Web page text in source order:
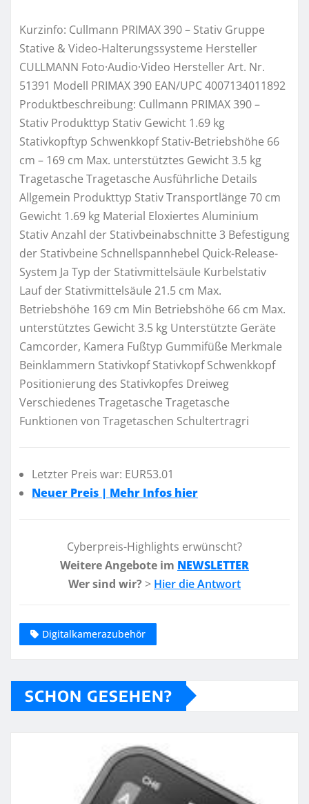
Kurzinfo: Cullmann PRIMAX 390 – Stativ Gruppe
Stative & Video-Halterungssysteme Hersteller
CULLMANN Foto·Audio·Video Hersteller Art. Nr.
51391 Modell PRIMAX 390 EAN/UPC 4007134011892
Produktbeschreibung: Cullmann PRIMAX 390 –
Stativ Produkttyp Stativ Gewicht 1.69 kg
Stativkopftyp Schwenkkopf Stativ-Betriebshöhe 66
cm – 169 cm Max. unterstütztes Gewicht 3.5 kg
Tragetasche Tragetasche Ausführliche Details
Allgemein Produkttyp Stativ Transportlänge 70 cm
Gewicht 1.69 kg Material Eloxiertes Aluminium
Stativ Anzahl der Stativbeinabschnitte 3 Befestigung
der Stativbeine Schnellspannhebel Quick-Release-
System Ja Typ der Stativmittelsäule Kurbelstativ
Lauf der Stativmittelsäule 21.5 cm Max.
Betriebshöhe 169 cm Min Betriebshöhe 66 cm Max.
unterstütztes Gewicht 3.5 kg Unterstützte Geräte
Camcorder, Kamera Fußtyp Gummifüße Merkmale
Beinklammern Stativkopf Stativkopf Schwenkkopf
Positionierung des Stativkopfes Dreiweg
Verschiedenes Tragetasche Tragetasche
Funktionen von Tragetaschen Schultertragri
Letzter Preis war: EUR53.01
Neuer Preis | Mehr Infos hier
Cyberpreis-Highlights erwünscht?
Weitere Angebote im NEWSLETTER
Wer sind wir? > Hier die Antwort
Digitalkamerazubehör
SCHON GESEHEN?